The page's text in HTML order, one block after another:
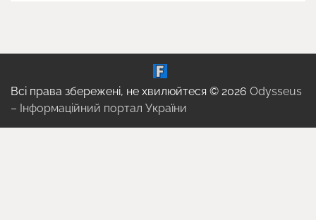
Всі права збережені, не хвилюйтеся © 2026 Odysseus
– Інформаційний портал України